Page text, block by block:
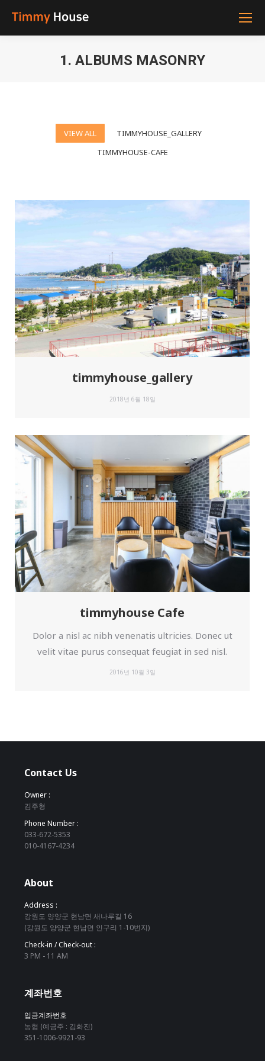
1. ALBUMS MASONRY
VIEW ALL
TIMMYHOUSE_GALLERY
TIMMYHOUSE-CAFE
timmyhouse_gallery
2018년 6월 18일
timmyhouse Cafe
Dolor a nisl ac nibh venenatis ultricies. Donec ut
velit vitae purus consequat feugiat in sed nisl.
2016년 10월 3일
Contact Us
Owner :
김주형
Phone Number :
033-672-5353
010-4167-4234
About
Address :
강원도 양양군 현남면 새나루길 16
(강원도 양양군 현남면 인구리 1-10번지)
Check-in / Check-out :
3 PM - 11 AM
계좌번호
입금계좌번호
농협 (예금주 : 김화진)
351-1006-9921-93